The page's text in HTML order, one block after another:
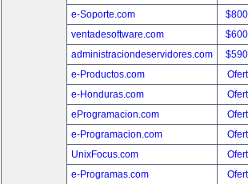
e-Soporte.com
ventadesoftware.com
administraciondeservidores.com
e-Productos.com
e-Honduras.com
eProgramacion.com
e-Programacion.com
UnixFocus.com
e-Programas.com